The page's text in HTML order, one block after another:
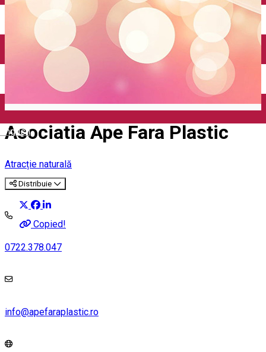
English
Închirieri biciclete
Încărcare vehicule electrice
Asociatia Ape Fara Plastic
Atracție naturală
Distribuie
Copied!
0722.378.047
info@apefaraplastic.ro